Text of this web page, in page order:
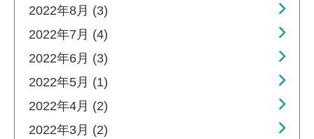
2022年8月 (3)
2022年7月 (4)
2022年6月 (3)
2022年5月 (1)
2022年4月 (2)
2022年3月 (2)